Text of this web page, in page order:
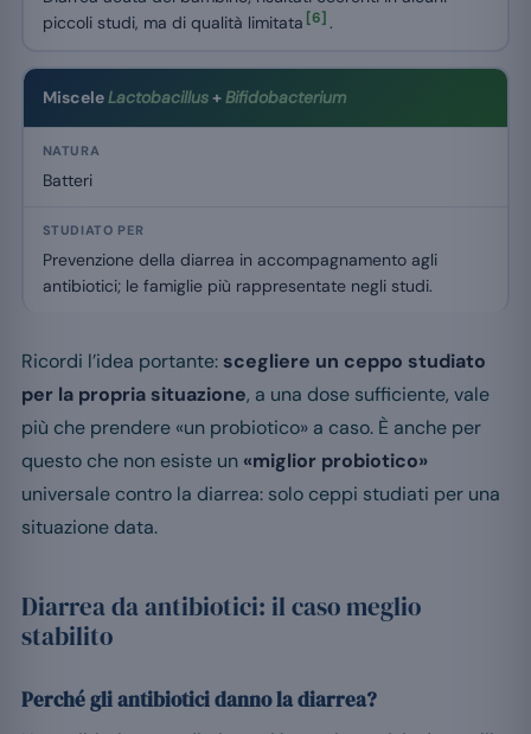
piccoli studi, ma di qualità limitata [6] .
MisceleLactobacillus+Bifidobacterium
Batteri
Prevenzione della diarrea in accompagnamento agli
antibiotici; le famiglie più rappresentate negli studi.
Ricordi l’idea portante: scegliere un ceppo studiato
per la propria situazione, a una dose sufficiente, vale
più che prendere «un probiotico» a caso. È anche per
questo che non esiste un «miglior probiotico»
universale contro la diarrea: solo ceppi studiati per una
situazione data.
Diarrea da antibiotici: il caso meglio
stabilito
Perché gli antibiotici danno la diarrea?